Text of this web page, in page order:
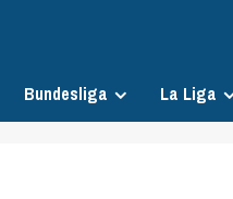
Bundesliga La Liga